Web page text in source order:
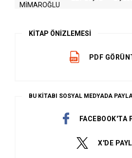
MİMAROĞLU
KİTAP ÖNİZLEMESİ
PDF
BU KİTABI SOSYAL MEDYADA
FACEBOOK'TA
X'DE